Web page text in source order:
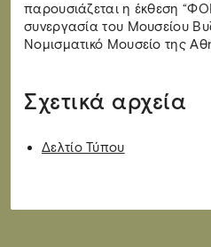
παρουσιάζεται η έκθεση
συνεργασία του Μουσείου
Νομισματικό Μουσείο της
Σχετικά αρχεία
Δελτίο Τύπου